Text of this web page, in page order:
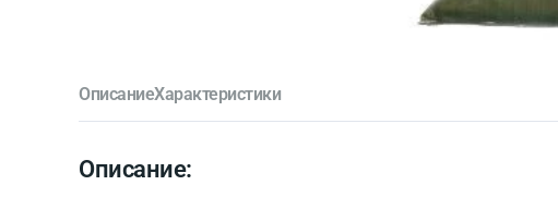
ОписаниеХарактеристики
Описание: